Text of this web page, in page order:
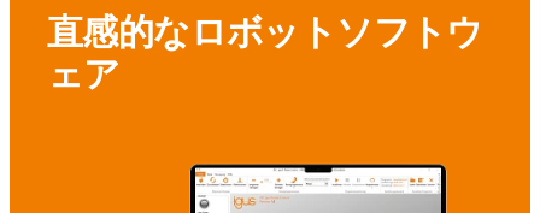
直感的なロボットソフトウ
ェア